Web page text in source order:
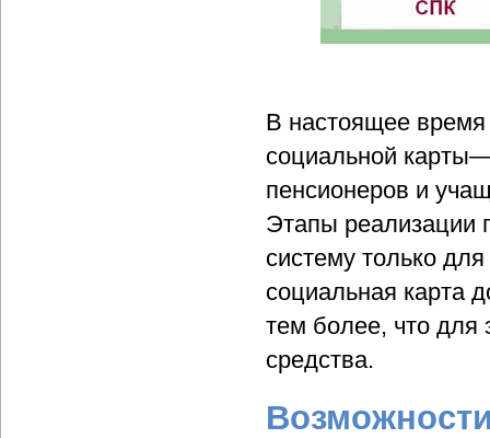
В настоящее время
социальной
пенсионеров и
Этапы реализации
систему только
социальная карта
тем более, что для
средства.